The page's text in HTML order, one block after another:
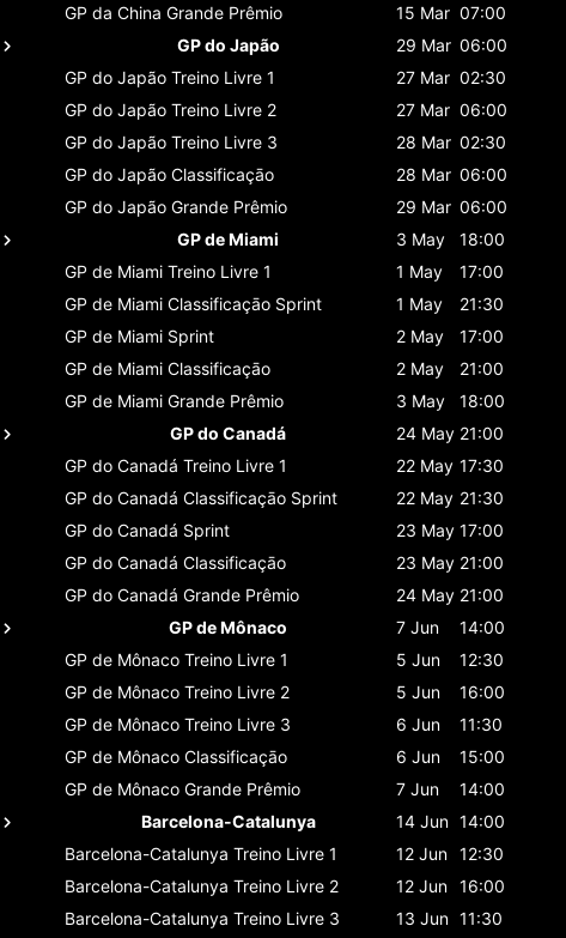
GP da China Grande Prêmio 15 Mar 07:00
GP do Japão
29 Mar 06:00
GP do Japão Treino Livre 1 27 Mar 02:30
GP do Japão Treino Livre 2 27 Mar 06:00
GP do Japão Treino Livre 3 28 Mar 02:30
GP do Japão Classificaçāo 28 Mar 06:00
GP do Japão Grande Prêmio 29 Mar 06:00
GP de Miami
3 May
18:00
GP de Miami Treino Livre 1 1 May
17:00
GP de Miami Classificaçāo Sprint 1 May
21:30
GP de Miami Sprint 2 May
17:00
GP de Miami Classificaçāo 2 May
21:00
GP de Miami Grande Prêmio 3 May
18:00
GP do Canadá
24 May 21:00
GP do Canadá Treino Livre 1 22 May 17:30
GP do Canadá Classificaçāo Sprint 22 May 21:30
GP do Canadá Sprint 23 May 17:00
GP do Canadá Classificaçāo 23 May 21:00
GP do Canadá Grande Prêmio 24 May 21:00
GP de Mônaco
7 Jun
14:00
GP de Mônaco Treino Livre 1 5 Jun
12:30
GP de Mônaco Treino Livre 2 5 Jun
16:00
GP de Mônaco Treino Livre 3 6 Jun
11:30
GP de Mônaco Classificaçāo 6 Jun
15:00
GP de Mônaco Grande Prêmio 7 Jun
14:00
Barcelona-Catalunya
14 Jun 14:00
Barcelona-Catalunya Treino Livre 1 12 Jun 12:30
Barcelona-Catalunya Treino Livre 2 12 Jun 16:00
Barcelona-Catalunya Treino Livre 3 13 Jun 11:30